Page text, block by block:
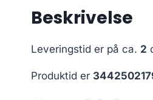
Beskrivelse
Leveringstid er på ca. 2
Produktid er